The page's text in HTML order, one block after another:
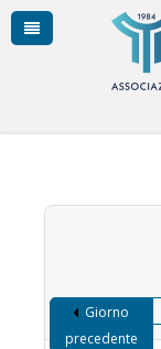
Giorno
precedente